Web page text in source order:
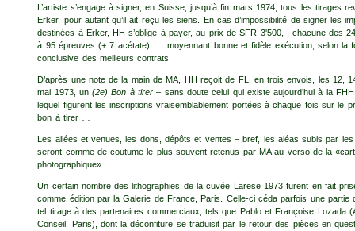
L’artiste s’engage à signer, en Suisse, jusqu’à fin mars 1974, tous les tirages
Erker, pour autant qu’il ait reçu les siens. En cas d’impossibilité de signer les
destinées à Erker, HH s’oblige à payer, au prix de SFR 3'500,-, chacune des
à 95 épreuves (+ 7 acétate). … moyennant bonne et fidèle exécution, selon la
conclusive des meilleurs contrats.
D’après une note de la main de MA, HH reçoit de FL, en trois envois, les 12,
mai 1973, un(2e) Bon à tirer – sans doute celui qui existe aujourd’hui à la
lequel figurent les inscriptions vraisemblablement portées à chaque fois sur le
bon à tirer …
Les allées et venues, les dons, dépôts et ventes – bref, les aléas subis par
seront comme de coutume le plus souvent retenus par MA au verso de la
photographique».
Un certain nombre des lithographies de la cuvée Larese 1973 furent en fait
comme édition par la Galerie de France, Paris. Celle-ci céda parfois une partie
tel tirage à des partenaires commerciaux, tels que Pablo et Françoise Lozada
Conseil, Paris), dont la déconfiture se traduisit par le retour des pièces en